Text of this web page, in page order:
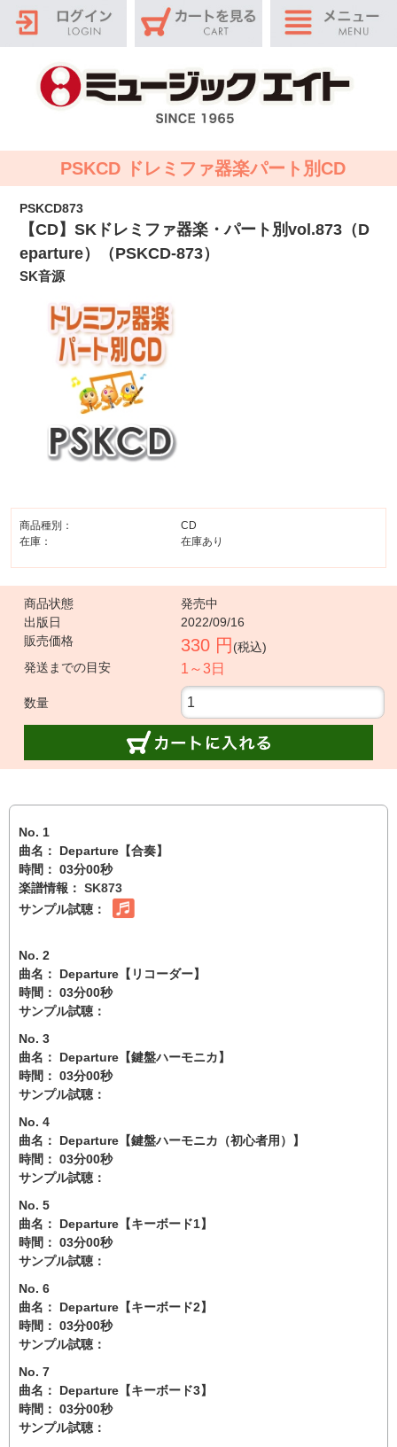
PSKCD ドレミファ器楽パート別CD
PSKCD873
【CD】SKドレミファ器楽・パート別vol.873（D
eparture）（PSKCD-873）
SK音源
商品種別：
CD
在庫：
在庫あり
商品状態
発売中
出版日
2022/09/16
販売価格
330 円 (税込)
発送までの目安
1～3日
数量
No. 1
曲名： Departure【合奏】
時間： 03分00秒
楽譜情報： SK873
サンプル試聴：
No. 2
曲名： Departure【リコーダー】
時間： 03分00秒
サンプル試聴：
No. 3
曲名： Departure【鍵盤ハーモニカ】
時間： 03分00秒
サンプル試聴：
No. 4
曲名： Departure【鍵盤ハーモニカ（初心者用）】
時間： 03分00秒
サンプル試聴：
No. 5
曲名： Departure【キーボード1】
時間： 03分00秒
サンプル試聴：
No. 6
曲名： Departure【キーボード2】
時間： 03分00秒
サンプル試聴：
No. 7
曲名： Departure【キーボード3】
時間： 03分00秒
サンプル試聴：